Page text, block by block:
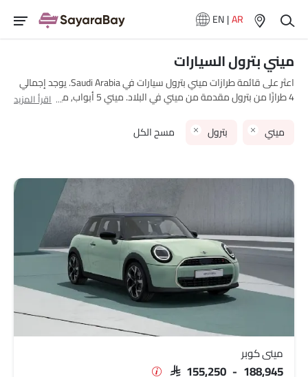
EN|AR
ميني بترول السيارات
اعثر على قائمة طرازات ميني بترول سيارات في Saudi Arabia. يوجد إجمالي
4 طرازًا من بترول مقدمة من ميني في البلاد. ميني 5 أبواب, ميني
المواصفات، الصور، استهلاك الوقود والمراجعات.
نماذج ميني قائمة الأسعار
ميني كوبر
SAR 155,250 - 188,945
ميني كونتريمان
SAR 208,000 - 284,800
SAR 155,250
اقرأ المزيد
ميني بترول مسح الكل
ميني كوبر
SAR 155,250 - 188,945